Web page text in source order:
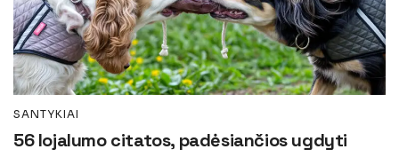
SANTYKIAI
56 lojalumo citatos, padėsiančios ugdyti